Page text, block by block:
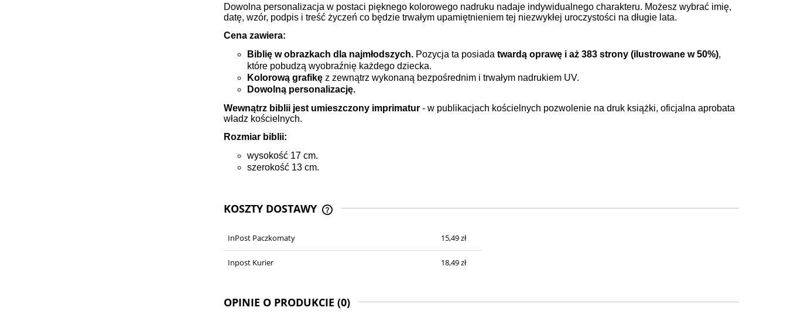
Dowolna personalizacja w postaci pięknego kolorowego nadruku nadaje indywidualnego charakteru. Możesz wybrać imię,
datę, wzór, podpis i treść życzeń co będzie trwałym upamiętnieniem tej niezwykłej uroczystości na długie lata.
Cena zawiera:
Biblię w obrazkach dla najmłodszych. Pozycja ta posiada twardą oprawę i aż 383 strony (ilustrowane w 50%),
które pobudzą wyobraźnię każdego dziecka.
Kolorową grafikę z zewnątrz wykonaną bezpośrednim i trwałym nadrukiem UV.
Dowolną personalizację.
Wewnątrz biblii jest umieszczony imprimatur - w publikacjach kościelnych pozwolenie na druk książki, oficjalna aprobata
władz kościelnych.
Rozmiar biblii:
wysokość 17 cm.
szerokość 13 cm.
KOSZTY DOSTAWY
CENA NIE ZAWIERA EWENTUALNYCH
KOSZTÓW PŁATNOŚCI
InPost Paczkomaty 15,49 zł
Inpost Kurier 18,49 zł
OPINIE O PRODUKCIE (0)